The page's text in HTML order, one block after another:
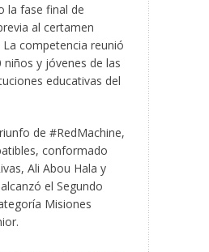
la fase final de
al certamen
competencia reunió
niños y jóvenes de las
educativas del
de #RedMachine,
conformado
Ali Abou Hala y
el Segundo
Misiones